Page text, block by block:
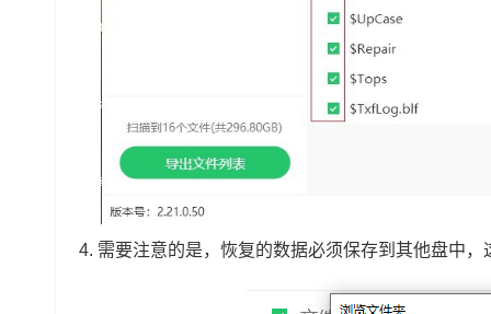
4. 需要注意的是，恢复的数据必须保存到其他盘中